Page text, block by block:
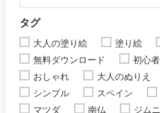
タグ
大人の塗り絵 塗り絵
無料ダウンロード
初心者
おしゃれ
大人のぬりえ
シンプル
スペイン
マツダ
南仏 ジム